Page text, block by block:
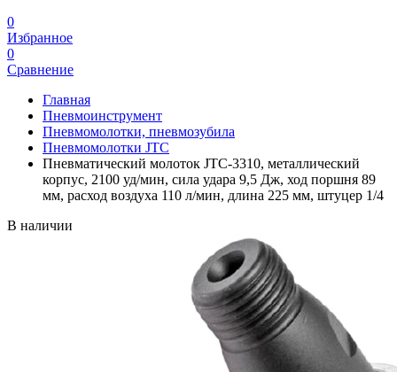
0
Избранное
0
Сравнение
Главная
Пневмоинструмент
Пневмомолотки, пневмозубила
Пневмомолотки JTC
Пневматический молоток JTC-3310, металлический
корпус, 2100 уд/мин, сила удара 9,5 Дж, ход поршня 89
мм, расход воздуха 110 л/мин, длина 225 мм, штуцер 1/4
В наличии